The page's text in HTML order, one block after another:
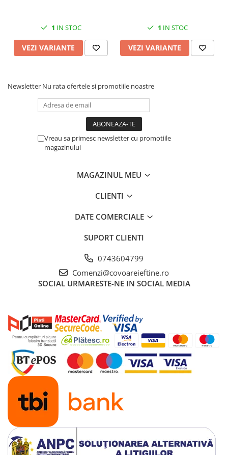
1 IN STOC
VEZI VARIANTE
1 IN STOC
VEZI VARIANTE
Newsletter Nu rata ofertele si promotiile noastre
Vreau sa primesc newsletter cu promotiile
magazinului
MAGAZINUL MEU
CLIENTI
DATE COMERCIALE
SUPORT CLIENTI
0743604799
Comenzi@covoareieftine.ro
SOCIAL URMARESTE-NE IN SOCIAL MEDIA